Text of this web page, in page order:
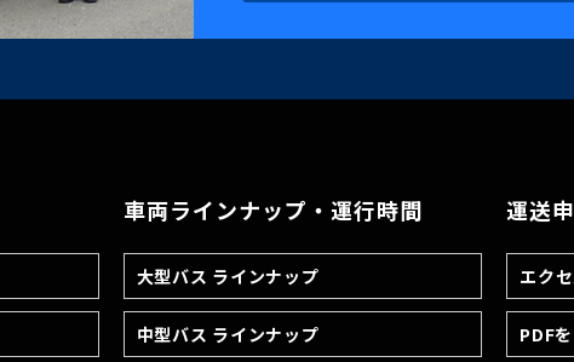
車両ラインナップ・運行時間
大型バス ラインナップ
中型バス ラインナップ
運送
エク
PDF